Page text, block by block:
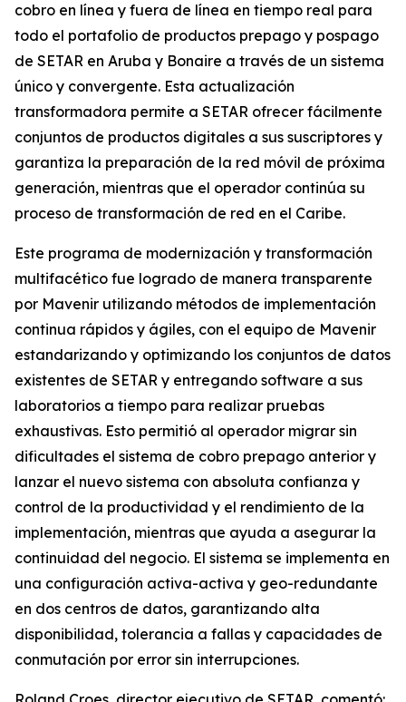
cobro en línea y fuera de línea en tiempo real para
todo el portafolio de productos prepago y pospago
de SETAR en Aruba y Bonaire a través de un sistema
único y convergente. Esta actualización
transformadora permite a SETAR ofrecer fácilmente
conjuntos de productos digitales a sus suscriptores y
garantiza la preparación de la red móvil de próxima
generación, mientras que el operador continúa su
proceso de transformación de red en el Caribe.
Este programa de modernización y transformación
multifacético fue logrado de manera transparente
por Mavenir utilizando métodos de implementación
continua rápidos y ágiles, con el equipo de Mavenir
estandarizando y optimizando los conjuntos de datos
existentes de SETAR y entregando software a sus
laboratorios a tiempo para realizar pruebas
exhaustivas. Esto permitió al operador migrar sin
dificultades el sistema de cobro prepago anterior y
lanzar el nuevo sistema con absoluta confianza y
control de la productividad y el rendimiento de la
implementación, mientras que ayuda a asegurar la
continuidad del negocio. El sistema se implementa en
una configuración activa-activa y geo-redundante
en dos centros de datos, garantizando alta
disponibilidad, tolerancia a fallas y capacidades de
conmutación por error sin interrupciones.